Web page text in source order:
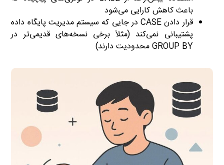
باعث کاهش کارایی می‌شود
قرار دادن CASE در جایی که سیستم مدیریت پایگاه داده
پشتیبانی نمی‌کند (مثلاً برخی نسخه‌های قدیمی‌تر در
GROUP BY محدودیت دارند)